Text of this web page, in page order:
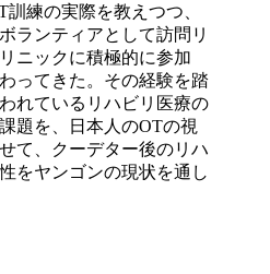
練の実際を教えつつ、
ランティアとして訪問リ
ニックに積極的に参加
ってきた。その経験を踏
れているリハビリ医療の
題を、日本人のOTの視
て、クーデター後のリハ
をヤンゴンの現状を通し